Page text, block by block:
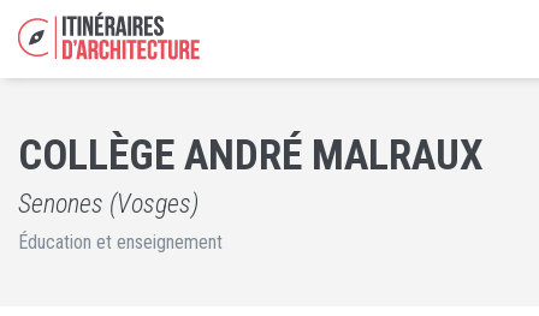
COLLÈGE ANDRÉ MALRAUX
Senones (Vosges)
Éducation et enseignement